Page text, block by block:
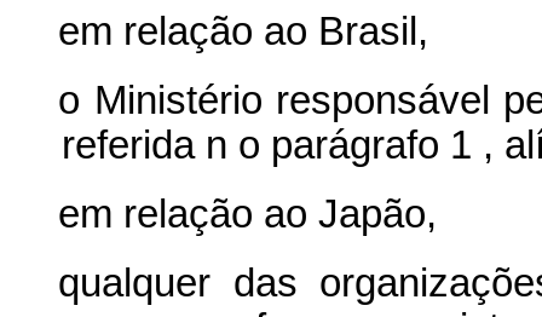
em relação ao Brasil,
o Ministério responsável
referida n o parágrafo 1 ,
em relação ao Japão,
qualquer das